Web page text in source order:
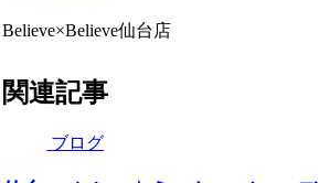
Believe×Believe仙台店
関連記事
ブログ